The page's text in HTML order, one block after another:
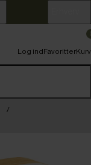
Log indFavoritterKurv